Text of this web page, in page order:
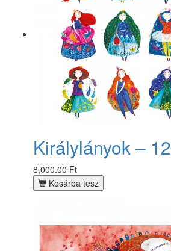
Királylányok – 12
8,000.00 Ft
Kosárba tesz